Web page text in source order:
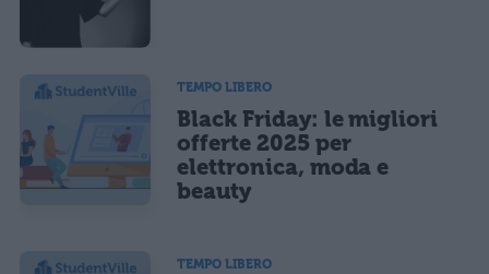
TEMPO LIBERO
Black Friday: le migliori
offerte 2025 per
elettronica, moda e
beauty
TEMPO LIBERO